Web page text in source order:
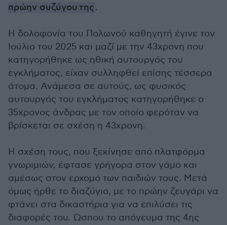
πρώην συζύγου της.
Η δολοφονία του Πολωνού καθηγητή έγινε τον
Ιούλιο του 2025 και μαζί με την 43χρονη που
κατηγορήθηκε ως ηθική αυτουργός του
εγκλήματος, είχαν συλληφθεί επίσης τέσσερα
άτομα. Ανάμεσα σε αυτούς, ως φυσικός
αυτουργός του εγκλήματος κατηγορήθηκε ο
35χρονος άνδρας με τον οποίο φερόταν να
βρίσκεται σε σχέση η 43χρονη.
Η σχέση τους, που ξεκίνησε από πλατφόρμα
γνωριμιών, έφτασε γρήγορα στον γάμο και
αμέσως στον ερχομό των παιδιών τους. Μετά
όμως ήρθε το διαζύγιο, με το πρώην ζευγάρι να
φτάνει στα δικαστήρια για να επιλύσει τις
διαφορές του. Ώσπου το απόγευμα της 4ης